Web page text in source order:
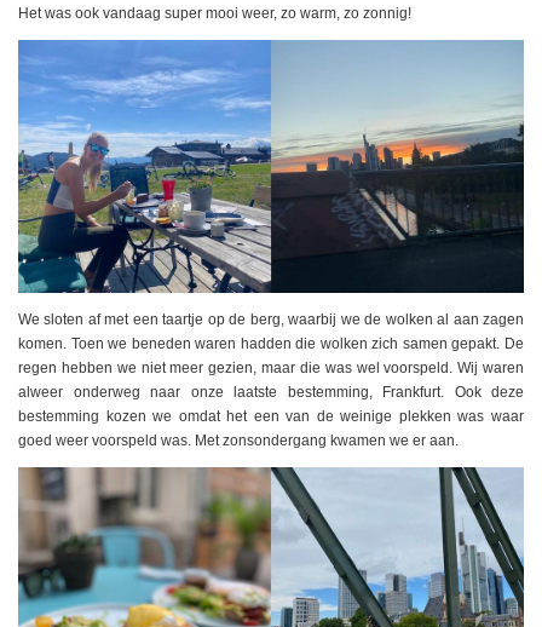
Het was ook vandaag super mooi weer, zo warm, zo zonnig!
We sloten af met een taartje op de berg, waarbij we de wolken al aan zagen
komen. Toen we beneden waren hadden die wolken zich samen gepakt. De
regen hebben we niet meer gezien, maar die was wel voorspeld. Wij waren
alweer onderweg naar onze laatste bestemming, Frankfurt. Ook deze
bestemming kozen we omdat het een van de weinige plekken was waar
goed weer voorspeld was. Met zonsondergang kwamen we er aan.